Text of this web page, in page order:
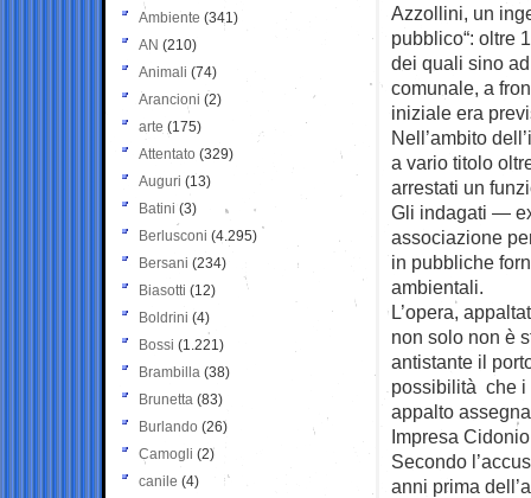
Azzollini, un
pubblico“: oltre
dei quali sino
comunale, a
iniziale era
Nell’ambito
a vario titolo
arrestati un
Gli indagati —
associazione
in pubbliche
ambientali.
L’opera,
non solo non è
antistante il
possibilità che i
appalto
Impresa
Secondo
anni prima
Ambiente (341)
AN (210)
Animali (74)
Arancioni (2)
arte (175)
Attentato (329)
Auguri (13)
Batini (3)
Berlusconi (4.295)
Bersani (234)
Biasotti (12)
Boldrini (4)
Bossi (1.221)
Brambilla (38)
Brunetta (83)
Burlando (26)
Camogli (2)
canile (4)